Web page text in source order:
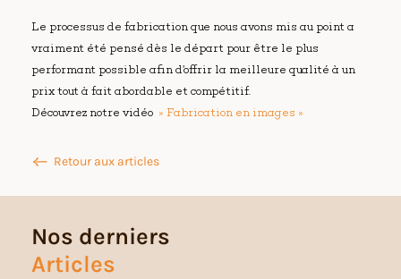
Le processus de fabrication que nous avons mis au point a
vraiment été pensé dès le départ pour être le plus
performant possible afin d’offrir la meilleure qualité à un
prix tout à fait abordable et compétitif.
Découvrez notre vidéo » Fabrication en images »
Retour aux articles
Nos derniers
Articles